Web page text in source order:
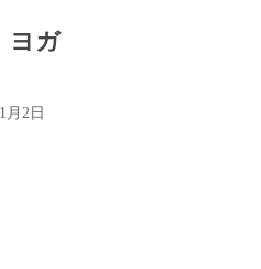
ヨガ
月2日